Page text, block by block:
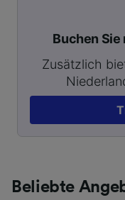
Buchen Sie
Zusätzlich
Beliebte